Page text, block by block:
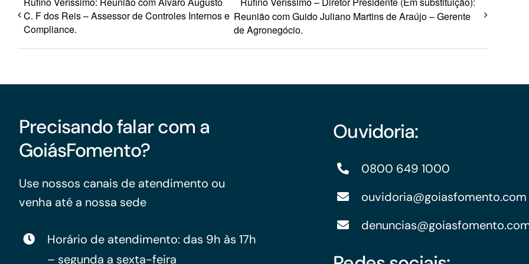
C. F dos Reis – Assessor de Controles Internos e
Compliance.
Reunião com Guido Juliano Martins de Araújo – Gerente
de Agronegócio.
Precisando falar com a
GoiásFomento?
Use nossos canais de atendimento ou
venha até a nossa sede
Horário de atendimento: das 9h às 17h
– segunda a sexta-feira
Ouvidoria:
0800 649 1000
ouvidoria@goiasfomento.com